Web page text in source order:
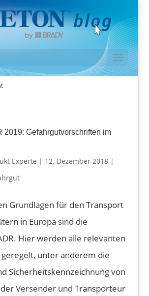
2019: Gefahrgutvorschriften im
Experte | 12. Dezember 2018|
Grundlagen für den Transport
in Europa sind die
Hier werden alle relevanten
geregelt, unter anderem die
Sicherheitskennzeichnung von
Versender und Transporteur